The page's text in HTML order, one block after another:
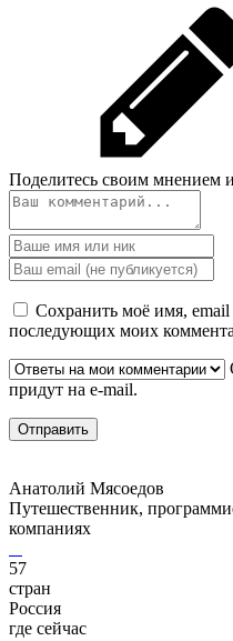
Поделитесь своим мнением
Сохранить моё имя, email
последующих моих
придут на e-mail.
Анатолий Мясоедов
Путешественник,
компаниях
57
стран
Россия
где сейчас